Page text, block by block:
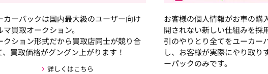
カーパックは国内最大級のユーザー向け
マ買取オークション。
クション形式だから買取店同士が競り合
、買取価格がグングン上がります！
詳しくはこちら
お客様の個人情報がお車の購
開されない新しい仕組みを採
引のやりとり全てをユーカー
し、お客様が実際にやり取り
ーパックのみです。